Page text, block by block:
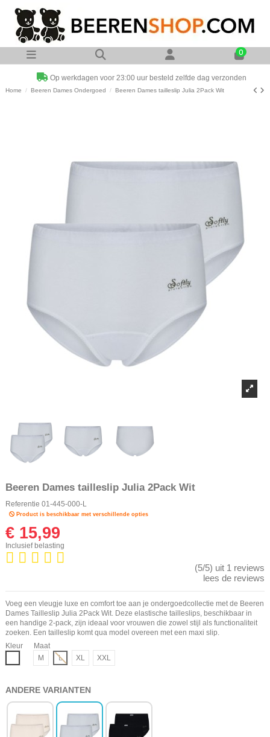
0
Op werkdagen voor 23:00 uur besteld zelfde dag verzonden
Home Beeren Dames Ondergoed Beeren Dames tailleslip Julia 2Pack Wit
Beeren Dames tailleslip Julia 2Pack Wit
Referentie 01-445-000-L
Product is beschikbaar met verschillende opties
€ 15,99
Inclusief belasting
(5/5) uit 1 reviews
lees de reviews
Voeg een vleugje luxe en comfort toe aan je ondergoedcollectie met de Beeren
Dames Tailleslip Julia 2Pack Wit. Deze elastische tailleslips, beschikbaar in
een handige 2-pack, zijn ideaal voor vrouwen die zowel stijl als functionaliteit
zoeken. Een tailleslip komt qua model overeen met een maxi slip.
Kleur
Maat
M
L XL XXL
ANDERE VARIANTEN